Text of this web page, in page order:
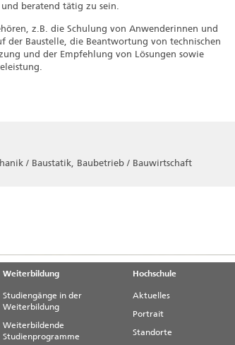
beratend tätig zu sein.
z.B. die Schulung von Anwenderinnen und
der Baustelle, die Beantwortung von technischen
und der Empfehlung von Lösungen sowie
/ Baustatik, Baubetrieb / Bauwirtschaft
Weiterbildung
Studiengänge in der
Weiterbildung
Weiterbildende
Studienprogramme
Hochschule
Aktuelles
Portrait
Standorte